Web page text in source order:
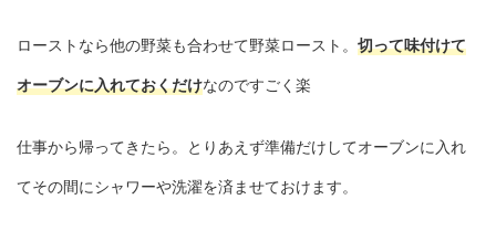
ローストなら他の野菜も合わせて野菜ロースト。 切って味付けて
オーブンに入れておくだけなのですごく楽
仕事から帰ってきたら。とりあえず準備だけしてオーブンに入れ
てその間にシャワーや洗濯を済ませておけます。